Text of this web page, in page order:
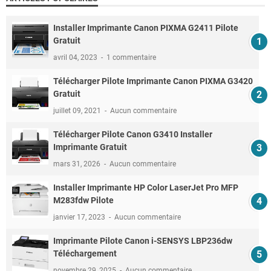
Installer Imprimante Canon PIXMA G2411 Pilote
Gratuit
avril 04, 2023 1 commentaire
Télécharger Pilote Imprimante Canon PIXMA G3420
Gratuit
juillet 09, 2021 Aucun commentaire
Télécharger Pilote Canon G3410 Installer
Imprimante Gratuit
mars 31, 2026 Aucun commentaire
Installer Imprimante HP Color LaserJet Pro MFP
M283fdw Pilote
janvier 17, 2023 Aucun commentaire
Imprimante Pilote Canon i-SENSYS LBP236dw
Téléchargement